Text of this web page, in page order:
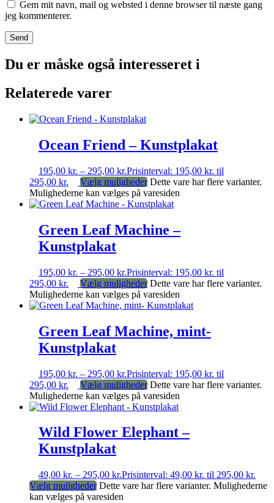
Gem mit navn, mail og websted i denne browser til næste gang
jeg kommenterer.
Du er måske også interesseret i
Relaterede varer
Ocean Friend – Kunstplakat
195,00 kr. – 295,00 kr.Prisinterval: 195,00 kr. til
295,00 kr.
Vælg muligheder Dette vare har flere varianter.
Mulighederne kan vælges på varesiden
Green Leaf Machine –
Kunstplakat
195,00 kr. – 295,00 kr.Prisinterval: 195,00 kr. til
295,00 kr.
Vælg muligheder Dette vare har flere varianter.
Mulighederne kan vælges på varesiden
Green Leaf Machine, mint-
Kunstplakat
195,00 kr. – 295,00 kr.Prisinterval: 195,00 kr. til
295,00 kr.
Vælg muligheder Dette vare har flere varianter.
Mulighederne kan vælges på varesiden
Wild Flower Elephant –
Kunstplakat
49,00 kr. – 295,00 kr.Prisinterval: 49,00 kr. til 295,00 kr.
Vælg muligheder Dette vare har flere varianter. Mulighederne
kan vælges på varesiden